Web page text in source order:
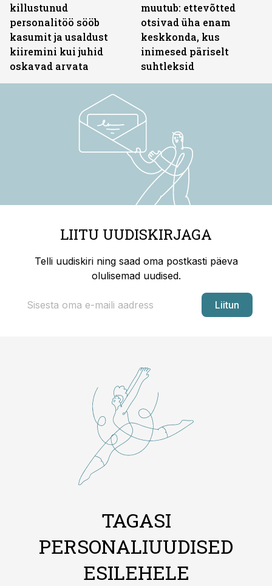
killustunud
personalitöö sööb
kasumit ja usaldust
kiiremini kui juhid
oskavad arvata
muutub: ettevõtted
otsivad üha enam
keskkonda, kus
inimesed päriselt
suhtleksid
LIITU UUDISKIRJAGA
Telli uudiskiri ning saad oma postkasti päeva
olulisemad uudised.
Liitun
TAGASI
PERSONALIUUDISED
ESILEHELE